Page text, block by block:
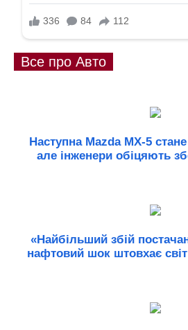
Все про Авто
Наступна Mazda MX-5
але інженери обіцяють
«Найбільший збій
нафтовий шок штовхає